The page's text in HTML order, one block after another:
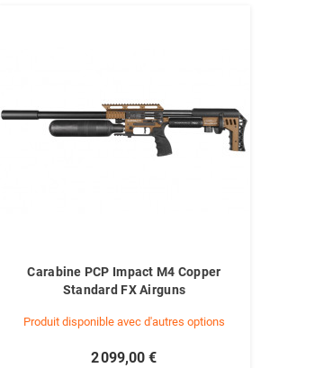
Carabine PCP Impact M4 Copper
Standard FX Airguns
Produit disponible avec d'autres options
2 099,00 €